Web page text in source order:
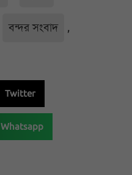
বন্দর সংবাদ ,
Twitter
Whatsapp